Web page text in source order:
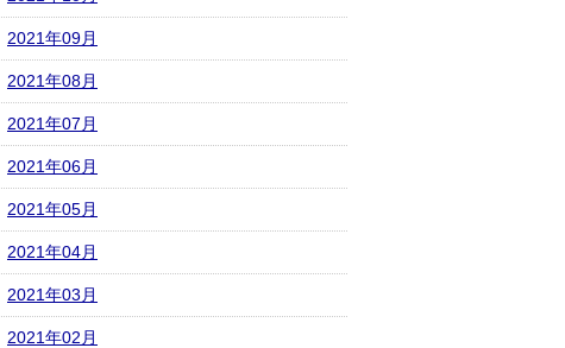
2021年09月
2021年08月
2021年07月
2021年06月
2021年05月
2021年04月
2021年03月
2021年02月